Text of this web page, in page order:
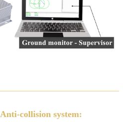
collision system: